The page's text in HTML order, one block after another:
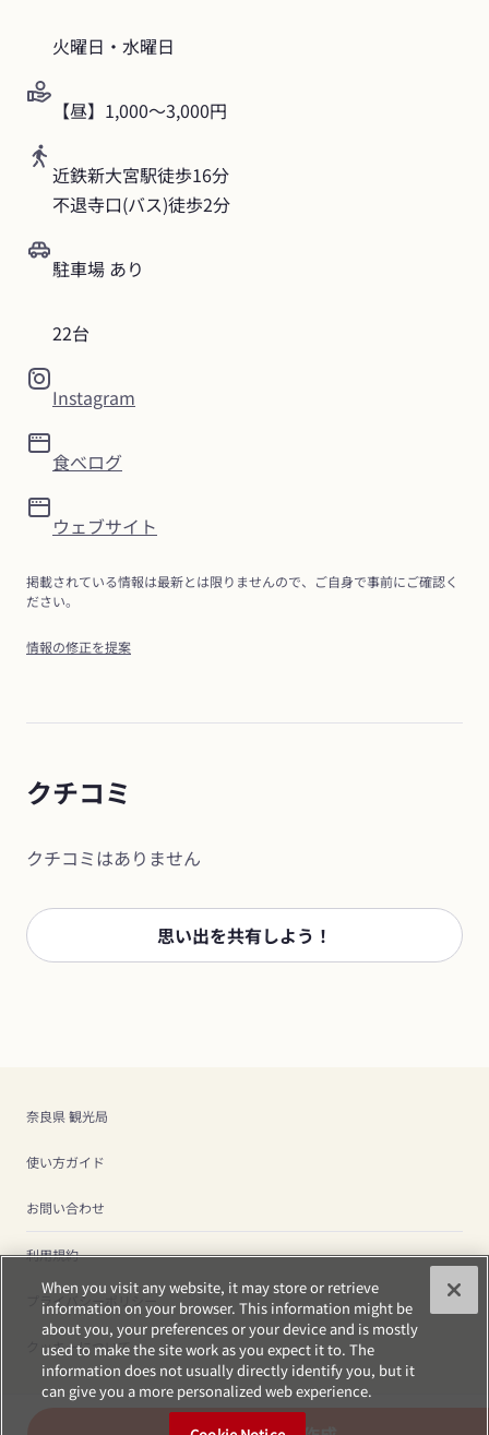
火曜日・水曜日
【昼】1,000〜3,000円
近鉄新大宮駅徒歩16分
不退寺口(バス)徒歩2分
駐車場 あり
22台
Instagram
食べログ
ウェブサイト
掲載されている情報は最新とは限りませんので、ご自身で事前にご確認く
ださい。
情報の修正を提案
クチコミ
クチコミはありません
思い出を共有しよう！
奈良県 観光局
使い方ガイド
お問い合わせ
利用規約
プライバシーポリシー
クッキーについて
When you visit any website, it may store or retrieve
information on your browser. This information might be
about you, your preferences or your device and is mostly
used to make the site work as you expect it to. The
information does not usually directly identify you, but it
can give you a more personalized web experience.